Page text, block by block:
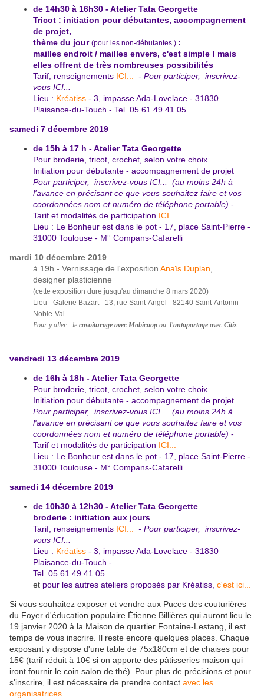
de 14h30 à 16h30 - Atelier Tata Georgette
Tricot : initiation pour débutantes, accompagnement
de projet,
thème du jour (pour les non-débutantes ) :
mailles endroit / mailles envers, c'est simple ! mais
elles offrent de très nombreuses possibilités
Tarif, renseignements ICI... - Pour participer,
inscrivez-
vous ICI...
Lieu : Kréatiss - 3, impasse Ada-Lovelace - 31830
Plaisance-du-Touch - Tel 05 61 49 41 05
samedi 7 décembre 2019
de 15h à 17 h - Atelier Tata Georgette
Pour broderie, tricot, crochet, selon votre choix
Initiation pour débutante - accompagnement de projet
Pour participer, inscrivez-vous ICI...
(au moins 24h à
l'avance en précisant ce que vous souhaitez faire et vos
coordonnées nom et numéro de téléphone portable) -
Tarif et modalités de participation ICI...
Lieu : Le Bonheur est dans le pot - 17, place Saint-Pierre -
31000 Toulouse - M° Compans-Cafarelli
mardi 10 décembre 2019
à 19h - Vernissage de l'exposition Anaïs Duplan
designer plasticienne
(cette exposition dure jusqu'au dimanche 8 mars 2020)
Lieu - Galerie Bazart - 13, rue Saint-Angel - 82140 Saint-Antonin-
Noble-Val
Pour y aller : le covoiturage avec Mobicoop ou l'autopartage avec Citiz
vendredi 13 décembre 2019
de 16h à 18h - Atelier Tata Georgette
Pour broderie, tricot, crochet, selon votre choix
Initiation pour débutante - accompagnement de projet
Pour participer, inscrivez-vous ICI...
(au moins 24h à
l'avance en précisant ce que vous souhaitez faire et vos
coordonnées nom et numéro de téléphone portable) -
Tarif et modalités de participation ICI...
Lieu : Le Bonheur est dans le pot - 17, place Saint-Pierre -
31000 Toulouse - M° Compans-Cafarelli
samedi 14 décembre 2019
de 10h30 à 12h30 - Atelier Tata Georgette
broderie : initiation aux jours
Tarif, renseignements ICI... - Pour participer, inscrivez-
vous ICI...
Lieu : Kréatiss - 3, impasse Ada-Lovelace - 31830
Plaisance-du-Touch -
Tel 05 61 49 41 05
et pour les autres ateliers proposés par Kréatiss, c'est ici...
Si vous souhaitez exposer et vendre aux Puces des couturières
du Foyer d'éducation populaire Étienne Billières qui auront lieu le
19 janvier 2020 à la Maison de quartier Fontaine-Lestang, il est
temps de vous inscrire. Il reste encore quelques places. Chaque
exposant y dispose d'une table de 75x180cm et de chaises pour
15€ (tarif réduit à 10€ si on apporte des pâtisseries maison qui
iront fournir le coin salon de thé). Pour plus de précisions et pour
s'inscrire, il est nécessaire de prendre contact avec les
organisatrices